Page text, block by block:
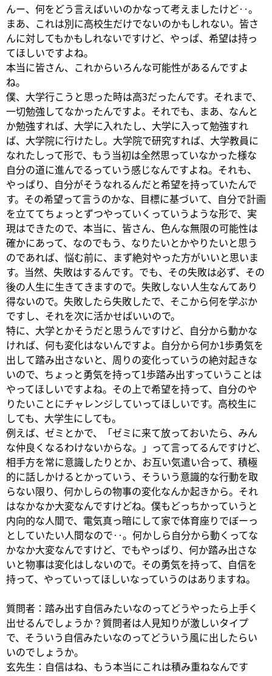
んー、何をどう言えばいいのかなって考えましたけど‥。
まあ、これは別に高校生だけでないのかもしれない。皆さ
んに対してもかもしれないですけど、やっぱ、希望は持っ
てほしいですよね。
本当に皆さん、これからいろんな可能性があるんですよ
ね。
僕、大学行こうと思った時は高3だったんです。それまで、
一切勉強してなかったんですよ。それでも、まあ、なんと
か勉強すれば、大学に入れたし、大学に入って勉強すれ
ば、大学院に行けたし。大学院で研究すれば、大学教員に
なれたしって形で、もう当初は全然思っていなかった様な
自分の道に進んでるっていう感じなんですよね。それも、
やっぱり、自分がそうなれるんだと希望を持っていたんで
す。その希望って言うのかな、目標に基づいて、自分で計画
を立ててちょっとずつやっていくっていうような形で、実
現はできたので、本当に、皆さん、色んな無限の可能性は
確かにあって、なのでもう、なりたいとかやりたいと思う
のであれば、悩む前に、まず絶対やった方がいいと思いま
す。当然、失敗はするんです。でも、その失敗は必ず、その
後の人生に生きてきますので。失敗しない人生なんてあり
得ないので。失敗したら失敗したで、そこから何を学ぶか
ですし、それを次に活かせばいいので。
特に、大学とかそうだと思うんですけど、自分から動かな
ければ、何も変化はないんですよ。自分から何か1歩勇気を
出して踏み出さないと、周りの変化っていうの絶対起きな
いので、ちょっと勇気を持って1歩踏み出すっていうことは
やってほしいですよね。その上で希望を持って、自分のや
りたいことにチャレンジしていってほしいです。高校生に
しても、大学生にしても。
例えば、ゼミとかで、「ゼミに来て放っておいたら、みん
な仲良くなるわけないからな。」って言ってるんですけど、
相手方を常に意識したりとか、お互い気遣い合って、積極
的に話しかけるとかっていう、そういう意識的な行動を取
らない限り、何かしらの物事の変化なんか起きから。それ
はなかなか大変なんですけどね。僕もどっちかっていうと
内向的な人間で、電気真っ暗にして家で体育座りでぼーっ
としていたい人間なので‥。何かしら自分から動くってな
かなか大変なんですけど、でもやっぱり、何か踏み出さな
いと物事は変化はしないので。その勇気を持って、自信を
持って、やっていってほしいなっていうのはありますね。
質問者：踏み出す自信みたいなのってどうやったら上手く
出せるんでしょうか？質問者は人見知りが激しいタイプ
で、そういう自信みたいなのってどういう風に出したらい
いのでしょうか。
玄先生：自信はね、もう本当にこれは積み重ねなんです